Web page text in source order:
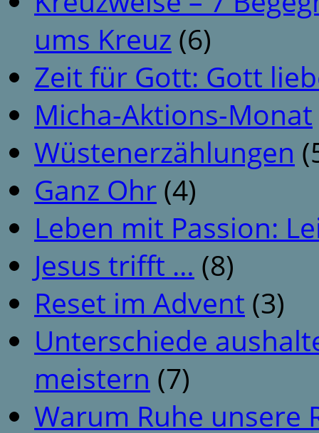
ums Kreuz (6)
Zeit für Gott: Gott
Micha-Aktions-Monat
Wüstenerzählungen
Ganz Ohr (4)
Leben mit Passion:
Jesus trifft … (8)
Reset im Advent (3)
Unterschiede
meistern (7)
Warum Ruhe unsere